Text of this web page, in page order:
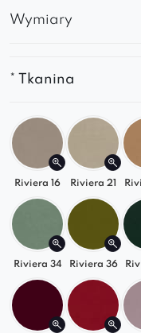
linie i
do różnych
przeszyciami
komfort nawet
Przeszycia
wysoką
Uniwersalność
jadalni,
gama
każdego
obrotowej
za
W przypadku
Wymiary
* Tkanina
Riviera 16 Riviera 21
Riviera 34 Riviera 36